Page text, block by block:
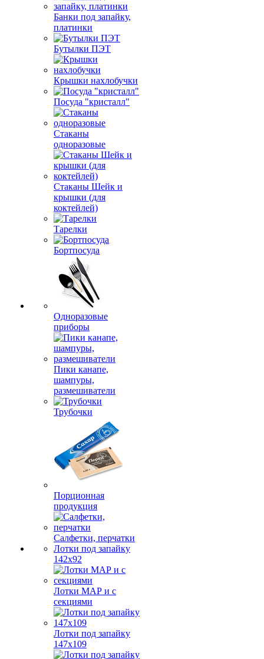
Банки под запайку,
платинки
Бутылки ПЭТ
Крышки нахлобучки
Посуда "кристалл"
Стаканы
одноразовые
Стаканы Шейк и
крышки (для
коктейлей)
Тарелки
Бортпосуда
Одноразовые
приборы
Пики канапе,
шампуры,
размешиватели
Трубочки
Порционная
продукция
Салфетки, перчатки
Лотки под запайку
142х92
Лотки МАР и с
секциями
Лотки под запайку
147х109